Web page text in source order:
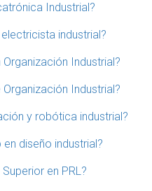
Industrial?
industrial?
Industrial?
Industrial?
y robótica industrial?
en diseño industrial?
en PRL?